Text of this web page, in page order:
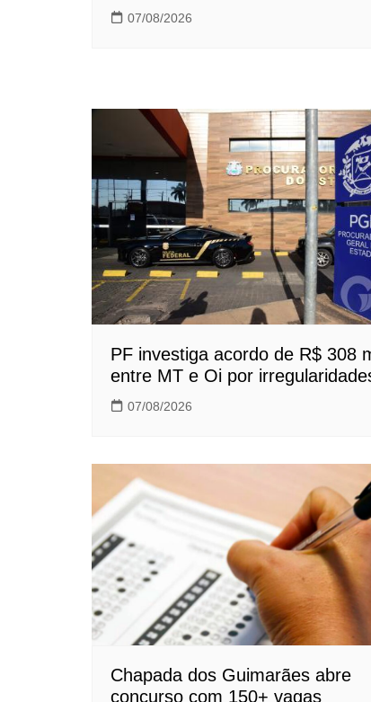
07/08/2026
PF investiga acordo de R$ 308
entre MT e Oi por
07/08/2026
Chapada dos Guimarães abre
concurso com 150+ vagas